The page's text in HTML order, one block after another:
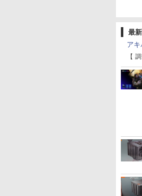
最
アキ
【